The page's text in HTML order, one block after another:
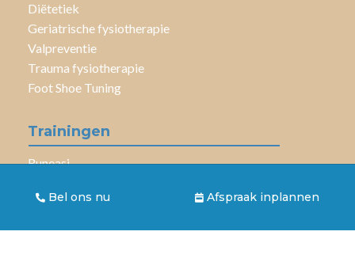
Diëtetiek
Geriatrische fysiotherapie
Valpreventie
Trauma fysiotherapie
Foot Shoe Tuning
Trainingen
Runeasi
Bodyshape
Bel ons nu Afspraak inplannen